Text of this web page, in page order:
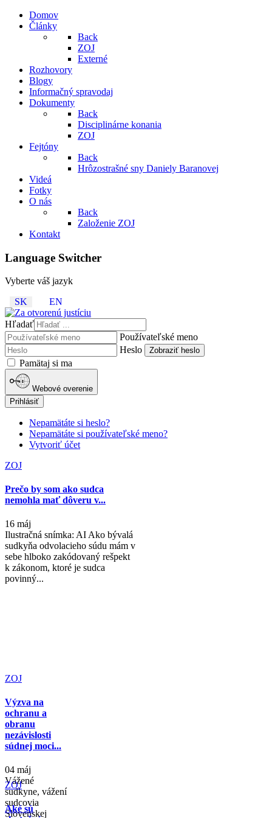
Domov
Články
Back
ZOJ
Externé
Rozhovory
Blogy
Informačný spravodaj
Dokumenty
Back
Disciplinárne konania
ZOJ
Fejtóny
Back
Hrôzostrašné sny Daniely Baranovej
Videá
Fotky
O nás
Back
Založenie ZOJ
Kontakt
Language Switcher
Vyberte váš jazyk
SK
EN
Hľadať
Používateľské meno
Heslo
Zobraziť heslo
Pamätaj si ma
Webové overenie
Prihlásiť
Nepamätáte si heslo?
Nepamätáte si používateľské meno?
Vytvoriť účet
ZOJ
Prečo by som ako sudca
nemohla mať dôveru v...
16 máj
Ilustračná snímka: AI Ako bývalá
sudkyňa odvolacieho súdu mám v
sebe hlboko zakódovaný rešpekt
k zákonom, ktoré je sudca
povinný...
ZOJ
Výzva na
ochranu a
obranu
nezávislosti
súdnej moci...
04 máj
Vážené
sudkyne, vážení
sudcovia
Slovenskej
ZOJ
Aké sú